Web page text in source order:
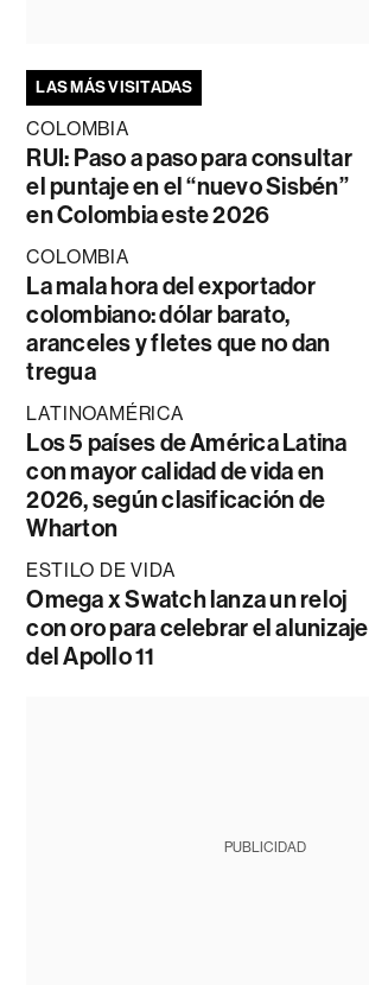
LAS MÁS VISITADAS
COLOMBIA
RUI: Paso a paso para consultar
el puntaje en el “nuevo Sisbén”
en Colombia este 2026
COLOMBIA
La mala hora del exportador
colombiano: dólar barato,
aranceles y fletes que no dan
tregua
LATINOAMÉRICA
Los 5 países de América Latina
con mayor calidad de vida en
2026, según clasificación de
Wharton
ESTILO DE VIDA
Omega x Swatch lanza un reloj
con oro para celebrar el alunizaje
del Apollo 11
PUBLICIDAD